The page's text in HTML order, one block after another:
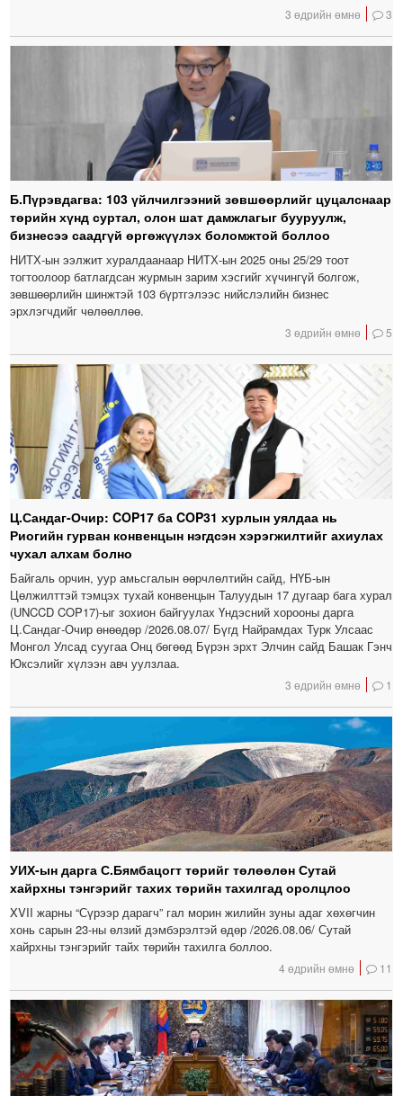
3 өдрийн өмнө 3
Б.Пүрэвдагва: 103 үйлчилгээний зөвшөөрлийг цуцалснаар
төрийн хүнд суртал, олон шат дамжлагыг бууруулж,
бизнесээ саадгүй өргөжүүлэх боломжтой боллоо
НИТХ-ын ээлжит хуралдаанаар НИТХ-ын 2025 оны 25/29 тоот
тогтоолоор батлагдсан журмын зарим хэсгийг хүчингүй болгож,
зөвшөөрлийн шинжтэй 103 бүртгэлээс нийслэлийн бизнес
эрхлэгчдийг чөлөөллөө.
3 өдрийн өмнө 5
Ц.Сандаг-Очир: COP17 ба COP31 хурлын уялдаа нь
Риогийн гурван конвенцын нэгдсэн хэрэгжилтийг ахиулах
чухал алхам болно
Байгаль орчин, уур амьсгалын өөрчлөлтийн сайд, НҮБ-ын
Цөлжилттэй тэмцэх тухай конвенцын Талуудын 17 дугаар бага хурал
(UNCCD COP17)-ыг зохион байгуулах Үндэсний хорооны дарга
Ц.Сандаг-Очир өнөөдөр /2026.08.07/ Бүгд Найрамдах Турк Улсаас
Монгол Улсад суугаа Онц бөгөөд Бүрэн эрхт Элчин сайд Башак Гэнч
Юксэлийг хүлээн авч уулзлаа.
3 өдрийн өмнө 1
УИХ-ын дарга С.Бямбацогт төрийг төлөөлөн Сутай
хайрхны тэнгэрийг тахих төрийн тахилгад оролцлоо
XVII жарны “Сүрээр дарагч” гал морин жилийн зуны адаг хөхөгчин
хонь сарын 23-ны өлзий дэмбэрэлтэй өдөр /2026.08.06/ Сутай
хайрхны тэнгэрийг тайх төрийн тахилга боллоо.
4 өдрийн өмнө 11